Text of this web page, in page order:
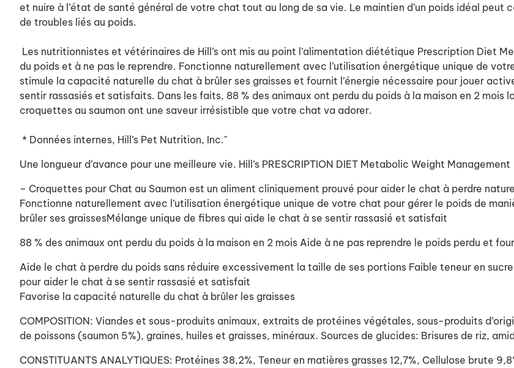
et nuire à l’état de santé général de votre chat tout au long de sa vie. Le maintien d’un poids idéal peut
de troubles liés au poids.
Les nutritionnistes et vétérinaires de Hill’s ont mis au point l’alimentation diététique Prescription Diet
du poids et à ne pas le reprendre. Fonctionne naturellement avec l’utilisation énergétique unique de
stimule la capacité naturelle du chat à brûler ses graisses et fournit l’énergie nécessaire pour jouer
sentir rassasiés et satisfaits. Dans les faits, 88 % des animaux ont perdu du poids à la maison en 2 mois
croquettes au saumon ont une saveur irrésistible que votre chat va adorer.
* Données internes, Hill’s Pet Nutrition, Inc."
Une longueur d’avance pour une meilleure vie. Hill’s PRESCRIPTION DIET Metabolic Weight Management
– Croquettes pour Chat au Saumon est un aliment cliniquement prouvé pour aider le chat à perdre
Fonctionne naturellement avec l’utilisation énergétique unique de votre chat pour gérer le poids de
brûler ses graissesMélange unique de fibres qui aide le chat à se sentir rassasié et satisfait
88 % des animaux ont perdu du poids à la maison en 2 mois Aide à ne pas reprendre le poids perdu et
Aide le chat à perdre du poids sans réduire excessivement la taille de ses portions Faible teneur en
pour aider le chat à se sentir rassasié et satisfait
Favorise la capacité naturelle du chat à brûler les graisses
COMPOSITION: Viandes et sous-produits animaux, extraits de protéines végétales, sous-produits
de poissons (saumon 5%), graines, huiles et graisses, minéraux. Sources de glucides: Brisures de riz,
CONSTITUANTS ANALYTIQUES: Protéines 38,2%, Teneur en matières grasses 12,7%, Cellulose brute